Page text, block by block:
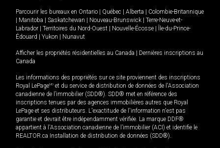
Parcourir les bureaux en Ontario Québec Alberta
Colombie-Britannique
Manitoba Saskatchewan Nouveau-Brunswick
Terre-Neuve-et-
Labrador
Territoires du Nord-Ouest Nouvelle-Écosse
Île-du-Prince-
Édouard
Yukon Nunavut
Afficher les propriétés résidentielles au Canada
Dernières inscriptions au
Canada
Les informations des propriétés sur ce site proviennent des inscriptions
Royal LePageMD et du service de distribution de données de l'Association
canadienne de l’immobilier (SDD®). SDD® met en référence des
inscriptions tenues par des agences immobilières autres que Royal
LePage et ses distributeurs. L'exactitude de l'information n'est pas
garantie et devrait être indépendamment vérifiée. La marque DDF®
appartient à l'Association canadienne de l’immobilier (ACI) et identifie le
REALTOR.ca Installation de distribution de données (SDD®).